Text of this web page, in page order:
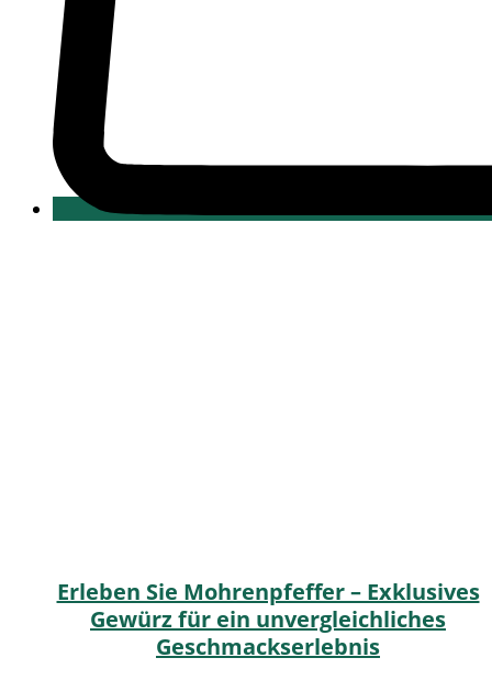
Erleben Sie Mohrenpfeffer – Exklusives
Gewürz für ein unvergleichliches
Geschmackserlebnis